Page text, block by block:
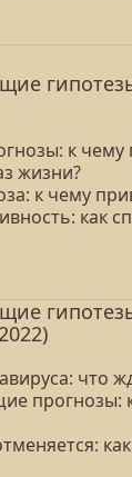
к чему
жизни?
к чему
как
что
прогнозы: